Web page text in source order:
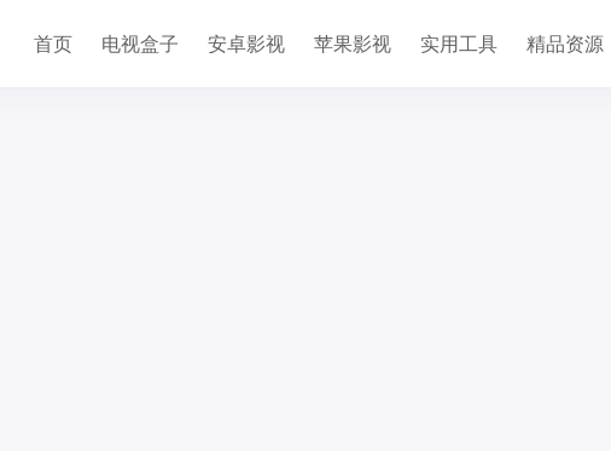
首页 电视盒子 安卓影视 苹果影视 实用工具 精品资源